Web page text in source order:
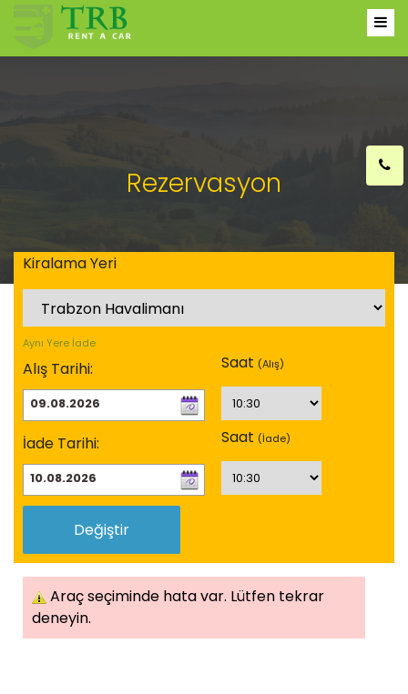
Rezervasyon
Kiralama Yeri
Aynı Yere İade
Alış Tarihi: Saat (Alış)
İade Tarihi: Saat (İade)
Değiştir
Araç seçiminde hata var. Lütfen tekrar
deneyin.